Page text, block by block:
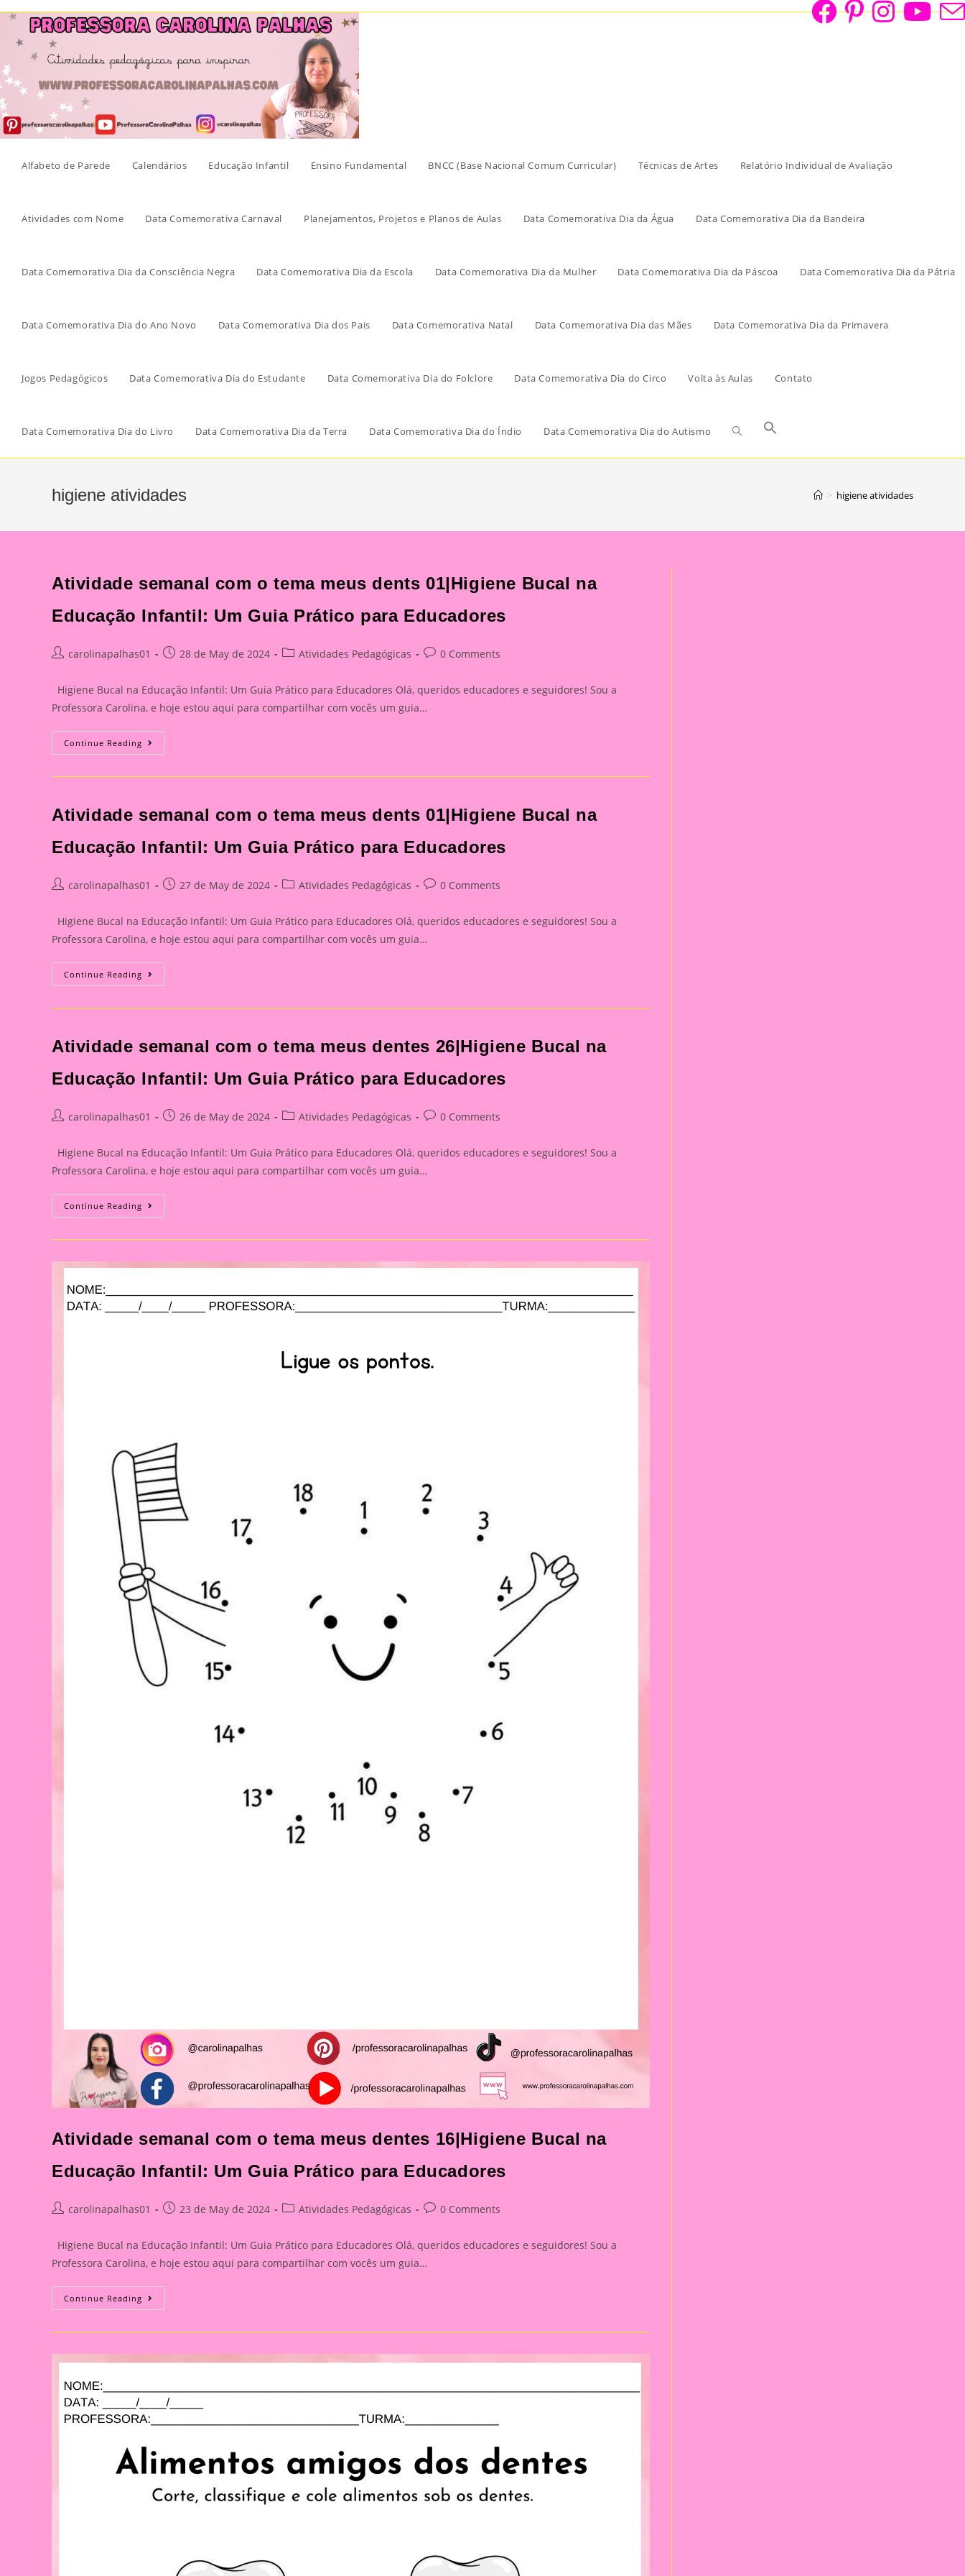
Skip
content
Alfabeto de Parede Calendários Educação Infantil Ensino Fundamental BNCC (Base Nacional Comum Curricular) Técnicas de Artes Relatório Individual de Avaliação
Atividades com Nome Data Comemorativa Carnaval Planejamentos, Projetos e Planos de Aulas Data Comemorativa Dia da Água Data Comemorativa Dia da Bandeira
Data Comemorativa Dia da Consciência Negra Data Comemorativa Dia da Escola Data Comemorativa Dia da Mulher Data Comemorativa Dia da Páscoa Data Comemorativa Dia da Pátria
Data Comemorativa Dia do Ano Novo Data Comemorativa Dia dos Pais Data Comemorativa Natal Data Comemorativa Dia das Mães Data Comemorativa Dia da Primavera
Jogos Pedagógicos Data Comemorativa Dia do Estudante Data Comemorativa Dia do Folclore Data Comemorativa Dia do Circo Volta às Aulas Contato
Data Comemorativa Dia do Livro Data Comemorativa Dia da Terra Data Comemorativa Dia do Índio Data Comemorativa Dia do Autismo
higiene atividades > higiene atividades
Atividade semanal com o tema meus dents 01|Higiene Bucal na
Educação Infantil: Um Guia Prático para Educadores
Postcarolinapalhas01
Post28 de May de 2024
PostAtividades Pedagógicas
Post0 Comments
Higiene Bucal na Educação Infantil: Um Guia Prático para Educadores Olá, queridos educadores e seguidores! Sou a
Professora Carolina, e hoje estou aqui para compartilhar com vocês um guia…
Continue Reading Atividade
Semanal
O
01|Higiene
Bucal
Educação
Infantil:
Prático
Para
Atividade semanal com o tema meus dents 01|Higiene Bucal na
Educação Infantil: Um Guia Prático para Educadores
Postcarolinapalhas01
Post27 de May de 2024
PostAtividades Pedagógicas
Post0 Comments
Higiene Bucal na Educação Infantil: Um Guia Prático para Educadores Olá, queridos educadores e seguidores! Sou a
Professora Carolina, e hoje estou aqui para compartilhar com vocês um guia…
Continue Reading Atividade
Semanal
O
01|Higiene
Bucal
Educação
Infantil:
Prático
Para
Atividade semanal com o tema meus dentes 26|Higiene Bucal na
Educação Infantil: Um Guia Prático para Educadores
Postcarolinapalhas01
Post26 de May de 2024
PostAtividades Pedagógicas
Post0 Comments
Higiene Bucal na Educação Infantil: Um Guia Prático para Educadores Olá, queridos educadores e seguidores! Sou a
Professora Carolina, e hoje estou aqui para compartilhar com vocês um guia…
Continue Reading Atividade
Semanal
O
Dentes
Na
Educação
Infantil:
Atividade semanal com o tema meus dentes 16|Higiene Bucal na
Educação Infantil: Um Guia Prático para Educadores
Postcarolinapalhas01
Post23 de May de 2024
PostAtividades Pedagógicas
Post0 Comments
Higiene Bucal na Educação Infantil: Um Guia Prático para Educadores Olá, queridos educadores e seguidores! Sou a
Professora Carolina, e hoje estou aqui para compartilhar com vocês um guia…
Continue Reading Atividade
Semanal
O
Na
Educação
Infantil:
Um
Guia
Para
Educadores